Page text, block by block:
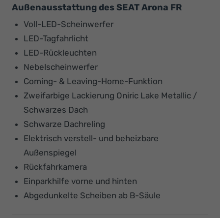
Außenausstattung des SEAT Arona FR
Voll-LED-Scheinwerfer
LED-Tagfahrlicht
LED-Rückleuchten
Nebelscheinwerfer
Coming- & Leaving-Home-Funktion
Zweifarbige Lackierung Oniric Lake Metallic /
Schwarzes Dach
Schwarze Dachreling
Elektrisch verstell- und beheizbare
Außenspiegel
Rückfahrkamera
Einparkhilfe vorne und hinten
Abgedunkelte Scheiben ab B-Säule